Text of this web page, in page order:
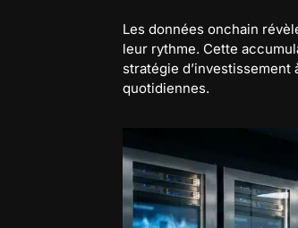
Les données onchain
leur rythme. Cette
stratégie
quotidiennes.